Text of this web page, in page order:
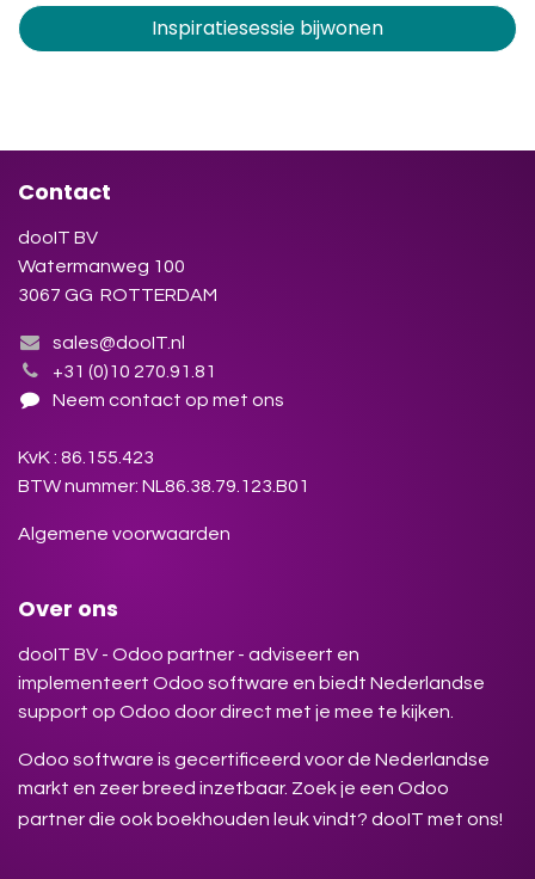
Inspiratiesessie bijwonen
Contact
dooIT BV
Watermanweg 100
3067 GG ROTTERDAM
sales@dooIT.nl
+31 (0)10 270.91.81
Neem contact op met ons
KvK : 86.155.423
BTW nummer: NL86.38.79.123.B01
Algemene voorwaarden
Over ons
dooIT BV - Odoo partner - adviseert en
implementeert Odoo software en biedt Nederlandse
support op Odoo door direct met je mee te kijken.
Odoo software is gecertificeerd voor de Nederlandse
markt en zeer breed inzetbaar. Zoek je een Odoo
partner die ook boekhouden leuk vindt? dooIT met ons!